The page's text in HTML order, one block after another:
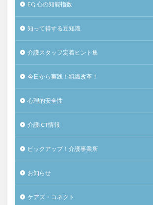
EQ 心の知能指数
知って得する豆知識
介護スタッフ定着ヒント集
今日から実践！組織改革！
心理的安全性
介護ICT情報
ピックアップ！介護事業所
お知らせ
ケアズ・コネクト